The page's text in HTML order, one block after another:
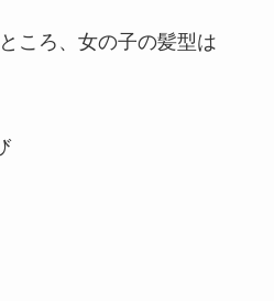
ころ、女の子の髪型は